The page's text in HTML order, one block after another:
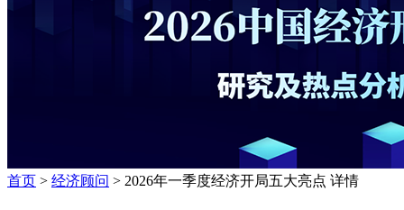
首页 > 经济顾问 > 2026年一季度经济开局五大亮点 详情